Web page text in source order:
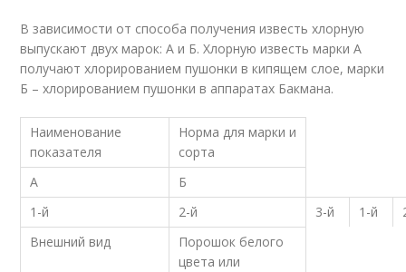
В зависимости от способа получения известь хлорную
выпускают двух марок: А и Б. Хлорную известь марки А
получают хлорированием пушонки в кипящем слое, марки
Б – хлорированием пушонки в аппаратах Бакмана.
Наименование
показателя
Норма для марки и
сорта
А
Б
1-й
2-й 3-й 1-й
Внешний вид
Порошок белого
цвета или